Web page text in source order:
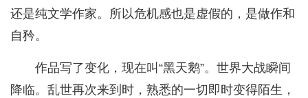
还是纯文学作家。所以危机感也是虚假的，是做作和
自矜。
作品写了变化，现在叫“黑天鹅”。世界大战瞬间
降临。乱世再次来到时，熟悉的一切即时变得陌生，